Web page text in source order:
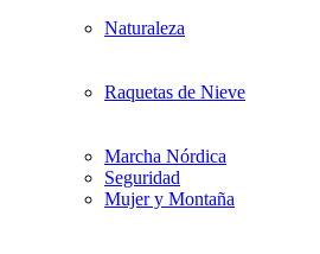
Naturaleza
Raquetas de Nieve
Marcha Nórdica
Seguridad
Mujer y Montaña